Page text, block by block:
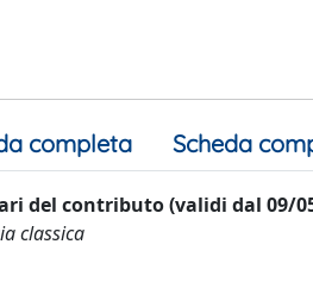
completa Scheda
del contributo (validi dal 09/
classica